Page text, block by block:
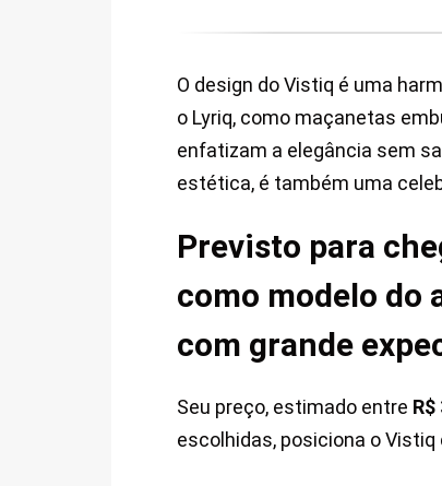
O design do Vistiq é uma
o Lyriq, como maçanetas
enfatizam a elegância sem
estética, é também uma
Previsto para
como modelo do
com grande
Seu preço, estimado entre R$
escolhidas, posiciona o